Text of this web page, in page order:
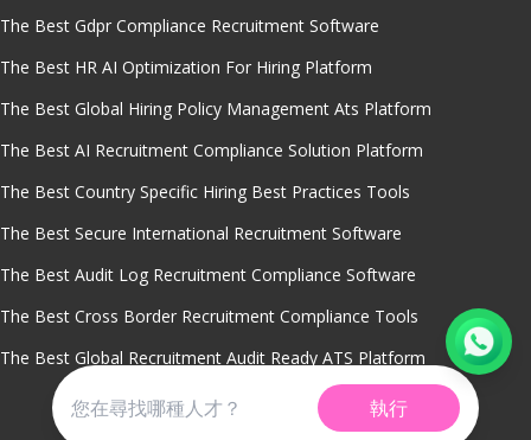
執行
The Best Gdpr Compliance Recruitment Software
The Best HR AI Optimization For Hiring Platform
The Best Global Hiring Policy Management Ats Platform
The Best AI Recruitment Compliance Solution Platform
The Best Country Specific Hiring Best Practices Tools
The Best Secure International Recruitment Software
The Best Audit Log Recruitment Compliance Software
The Best Cross Border Recruitment Compliance Tools
The Best Global Recruitment Audit Ready ATS Platform